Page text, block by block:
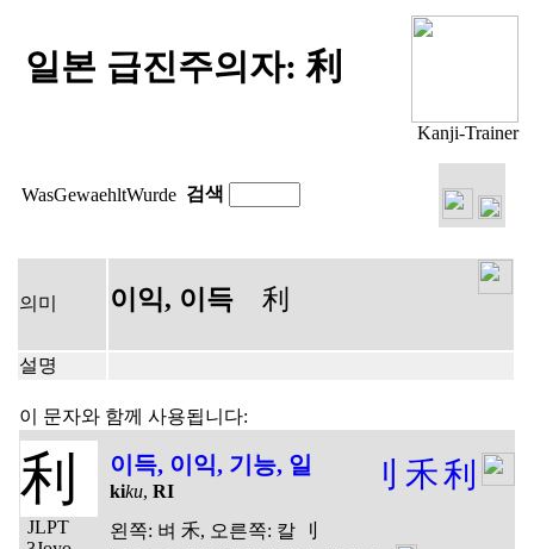
일본 급진주의자: 利
Kanji-Trainer
WasGewaehltWurde 검색
의미 이익, 이득 利
설명
이 문자와 함께 사용됩니다:
利
JLPT
이득, 이익, 기능, 일
kiku, RI 刂 禾利
왼쪽: 벼 禾, 오른쪽: 칼 刂